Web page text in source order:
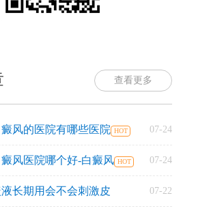
查看更多
风的医院有哪些医院 07-24
风医院哪个好-白癜风 07-24
长期用会不会刺激皮 07-22